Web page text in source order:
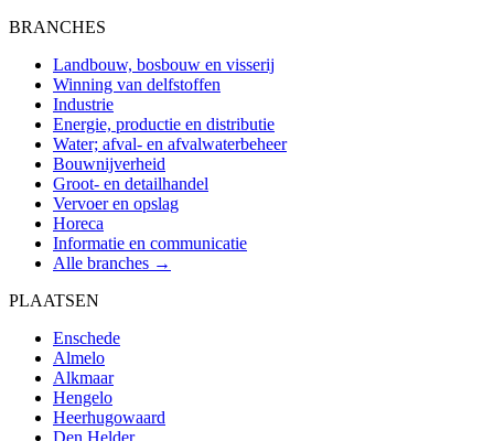
BRANCHES
Landbouw, bosbouw en visserij
Winning van delfstoffen
Industrie
Energie, productie en distributie
Water; afval- en afvalwaterbeheer
Bouwnijverheid
Groot- en detailhandel
Vervoer en opslag
Horeca
Informatie en communicatie
Alle branches →
PLAATSEN
Enschede
Almelo
Alkmaar
Hengelo
Heerhugowaard
Den Helder